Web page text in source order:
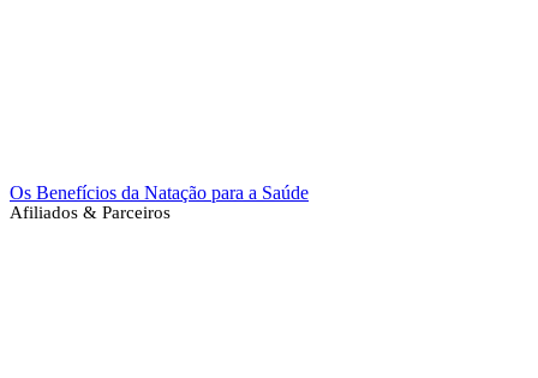
Os Benefícios da Natação para a Saúde
Afiliados & Parceiros